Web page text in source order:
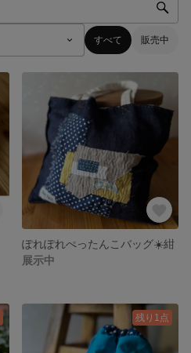
すべて 販売中
ぽれぽれぺったんこバッグ☀️紺
展示中
残り1点